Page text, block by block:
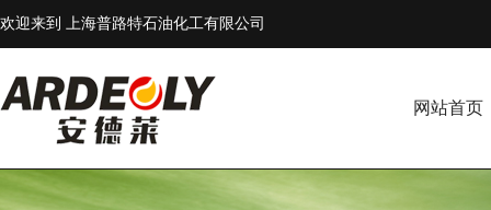
欢迎来到 上海普路特石油化工有限公司
网站首页